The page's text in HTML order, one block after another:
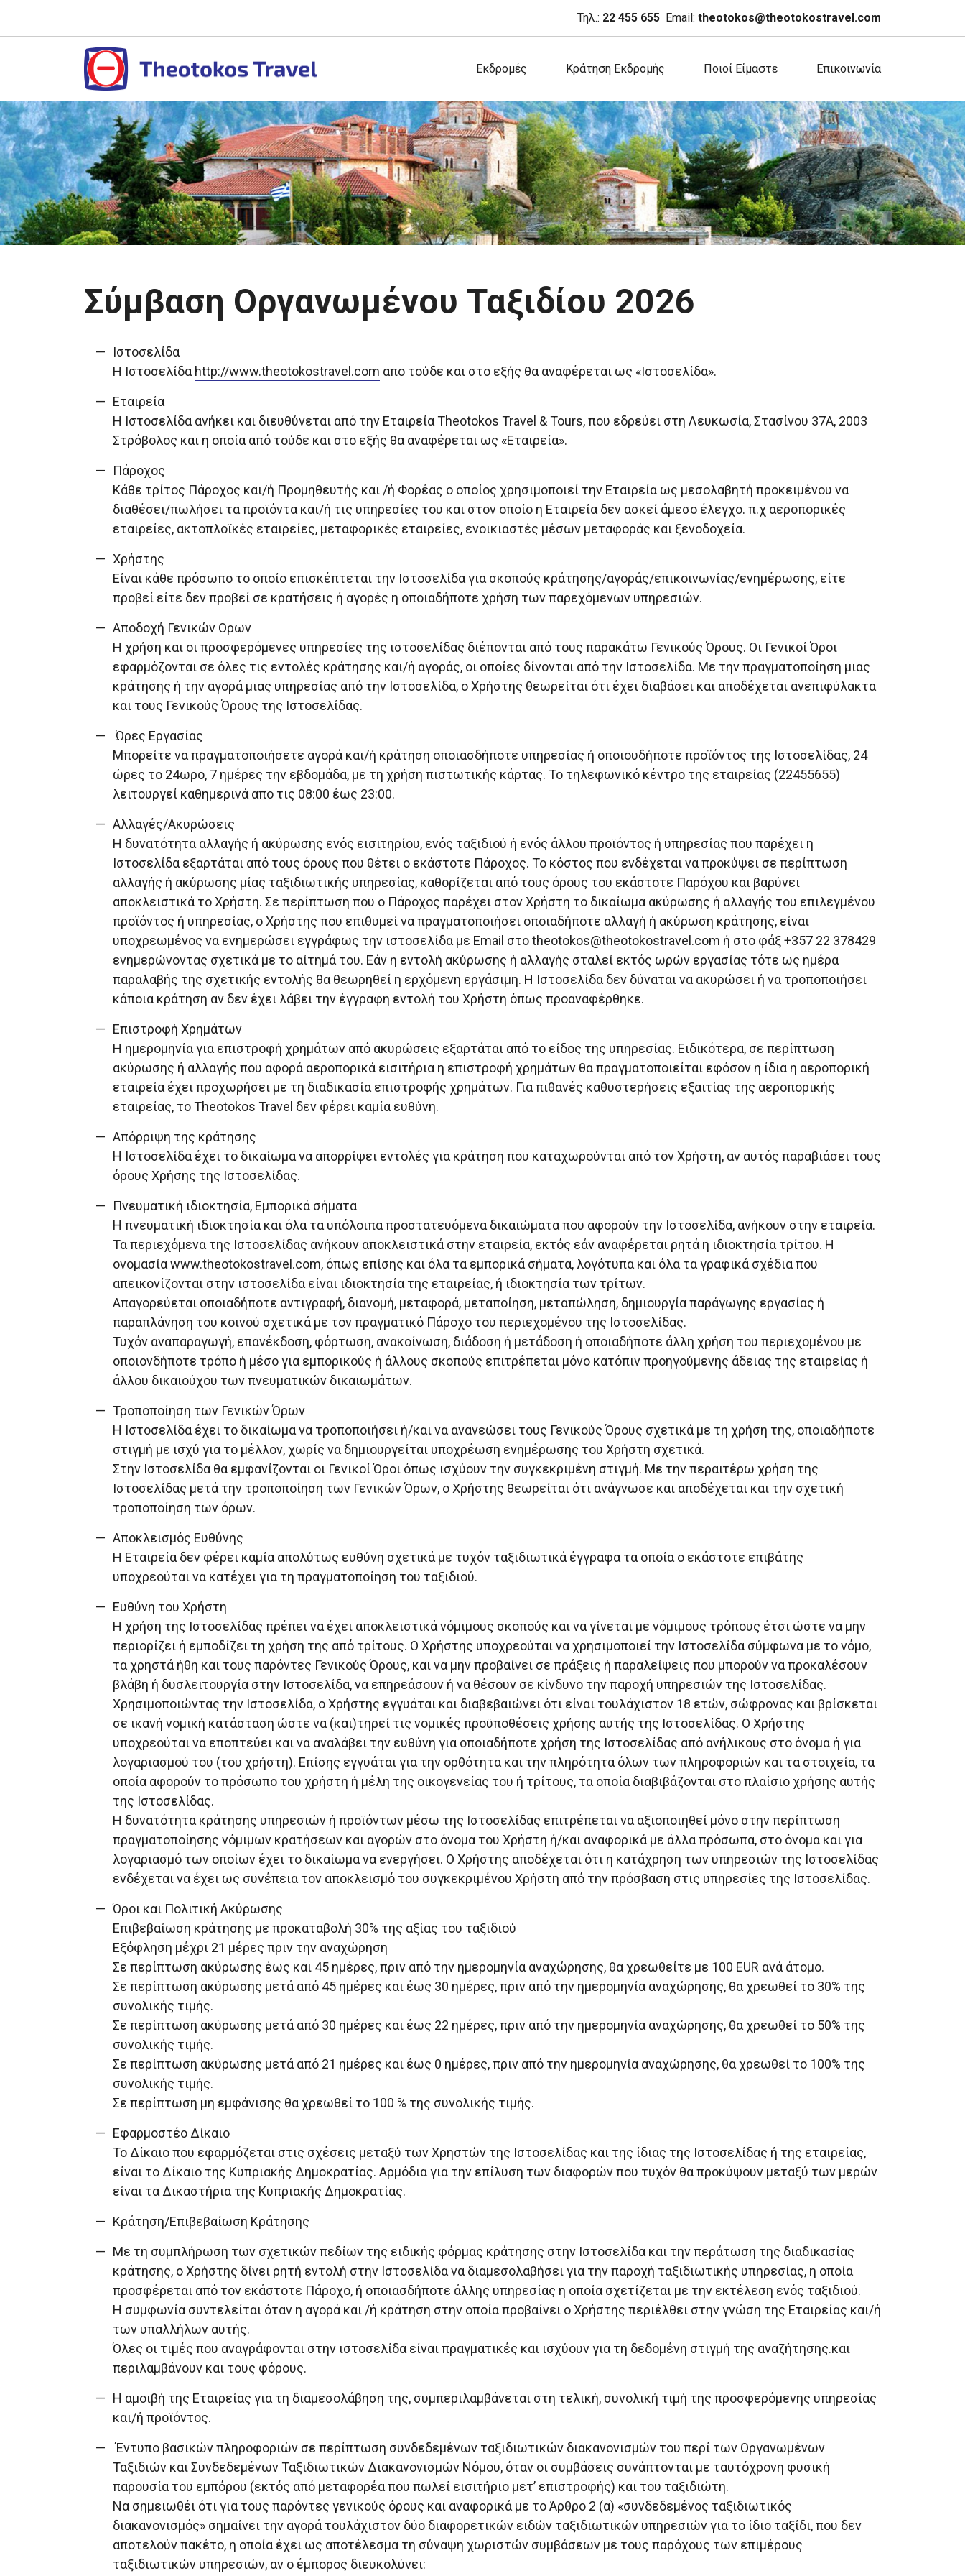
Τηλ.: 22 455 655 Email: theotokos@theotokostravel.com
Εκδρομές Κράτηση Εκδρομής Ποιοί Είμαστε Επικοινωνία
Σύμβαση Οργανωμένου Ταξιδίου 2026
Ιστοσελίδα
H Ιστοσελίδα http://www.theotokostravel.com απο τούδε και στο εξής θα αναφέρεται ως «Ιστοσελίδα».
Εταιρεία
Η Ιστοσελίδα ανήκει και διευθύνεται από την Εταιρεία Theotokos Travel & Tours, που εδρεύει στη Λευκωσία, Στασίνου 37Α, 2003
Στρόβολος και η οποία από τούδε και στο εξής θα αναφέρεται ως «Εταιρεία».
Πάροχος
Κάθε τρίτος Πάροχος και/ή Προμηθευτής και /ή Φορέας ο οποίος χρησιμοποιεί την Εταιρεία ως μεσολαβητή προκειμένου να
διαθέσει/πωλήσει τα προϊόντα και/ή τις υπηρεσίες του και στον οποίο η Εταιρεία δεν ασκεί άμεσο έλεγχο. π.χ αεροπορικές
εταιρείες, ακτοπλοϊκές εταιρείες, μεταφορικές εταιρείες, ενοικιαστές μέσων μεταφοράς και ξενοδοχεία.
Χρήστης
Είναι κάθε πρόσωπο το οποίο επισκέπτεται την Ιστοσελίδα για σκοπούς κράτησης/αγοράς/επικοινωνίας/ενημέρωσης, είτε
προβεί είτε δεν προβεί σε κρατήσεις ή αγορές η οποιαδήποτε χρήση των παρεχόμενων υπηρεσιών.
Αποδοχή Γενικών Ορων
Η χρήση και οι προσφερόμενες υπηρεσίες της ιστοσελίδας διέπονται από τους παρακάτω Γενικούς Όρους. Οι Γενικοί Όροι
εφαρμόζονται σε όλες τις εντολές κράτησης και/ή αγοράς, οι οποίες δίνονται από την Ιστοσελίδα. Με την πραγματοποίηση μιας
κράτησης ή την αγορά μιας υπηρεσίας από την Ιστοσελίδα, ο Χρήστης θεωρείται ότι έχει διαβάσει και αποδέχεται ανεπιφύλακτα
και τους Γενικούς Όρους της Ιστοσελίδας.
Ώρες Εργασίας
Μπορείτε να πραγματοποιήσετε αγορά και/ή κράτηση οποιασδήποτε υπηρεσίας ή οποιουδήποτε προϊόντος της Ιστοσελίδας, 24
ώρες το 24ωρο, 7 ημέρες την εβδομάδα, με τη χρήση πιστωτικής κάρτας. Το τηλεφωνικό κέντρο της εταιρείας (22455655)
λειτουργεί καθημερινά απο τις 08:00 έως 23:00.
Αλλαγές/Ακυρώσεις
Η δυνατότητα αλλαγής ή ακύρωσης ενός εισιτηρίου, ενός ταξιδιού ή ενός άλλου προϊόντος ή υπηρεσίας που παρέχει η
Ιστοσελίδα εξαρτάται από τους όρους που θέτει ο εκάστοτε Πάροχος. Το κόστος που ενδέχεται να προκύψει σε περίπτωση
αλλαγής ή ακύρωσης μίας ταξιδιωτικής υπηρεσίας, καθορίζεται από τους όρους του εκάστοτε Παρόχου και βαρύνει
αποκλειστικά το Χρήστη. Σε περίπτωση που ο Πάροχος παρέχει στον Χρήστη το δικαίωμα ακύρωσης ή αλλαγής του επιλεγμένου
προϊόντος ή υπηρεσίας, ο Χρήστης που επιθυμεί να πραγματοποιήσει οποιαδήποτε αλλαγή ή ακύρωση κράτησης, είναι
υποχρεωμένος να ενημερώσει εγγράφως την ιστοσελίδα με Email στοtheotokos@theotokostravel.com ή στο φάξ +357 22 378429
ενημερώνοντας σχετικά με το αίτημά του. Εάν η εντολή ακύρωσης ή αλλαγής σταλεί εκτός ωρών εργασίας τότε ως ημέρα
παραλαβής της σχετικής εντολής θα θεωρηθεί η ερχόμενη εργάσιμη. Η Ιστοσελίδα δεν δύναται να ακυρώσει ή να τροποποιήσει
κάποια κράτηση αν δεν έχει λάβει την έγγραφη εντολή του Χρήστη όπως προαναφέρθηκε.
Επιστροφή Χρημάτων
Η ημερομηνία για επιστροφή χρημάτων από ακυρώσεις εξαρτάται από το είδος της υπηρεσίας. Ειδικότερα, σε περίπτωση
ακύρωσης ή αλλαγής που αφορά αεροπορικά εισιτήρια η επιστροφή χρημάτων θα πραγματοποιείται εφόσον η ίδια η αεροπορική
εταιρεία έχει προχωρήσει με τη διαδικασία επιστροφής χρημάτων. Για πιθανές καθυστερήσεις εξαιτίας της αεροπορικής
εταιρείας, το Theotokos Travel δεν φέρει καμία ευθύνη.
Απόρριψη της κράτησης
Η Ιστοσελίδα έχει το δικαίωμα να απορρίψει εντολές για κράτηση που καταχωρούνται από τον Χρήστη, αν αυτός παραβιάσει τους
όρους Χρήσης της Ιστοσελίδας.
Πνευματική ιδιοκτησία, Εμπορικά σήματα
Η πνευματική ιδιοκτησία και όλα τα υπόλοιπα προστατευόμενα δικαιώματα που αφορούν την Ιστοσελίδα, ανήκουν στην εταιρεία.
Τα περιεχόμενα της Ιστοσελίδας ανήκουν αποκλειστικά στην εταιρεία, εκτός εάν αναφέρεται ρητά η ιδιοκτησία τρίτου. Η
ονομασία www.theotokostravel.com, όπως επίσης και όλα τα εμπορικά σήματα, λογότυπα και όλα τα γραφικά σχέδια που
απεικονίζονται στην ιστοσελίδα είναι ιδιοκτησία της εταιρείας, ή ιδιοκτησία των τρίτων.
Απαγορεύεται οποιαδήποτε αντιγραφή, διανομή, μεταφορά, μεταποίηση, μεταπώληση, δημιουργία παράγωγης εργασίας ή
παραπλάνηση του κοινού σχετικά με τον πραγματικό Πάροχο του περιεχομένου της Ιστοσελίδας.
Τυχόν αναπαραγωγή, επανέκδοση, φόρτωση, ανακοίνωση, διάδοση ή μετάδοση ή οποιαδήποτε άλλη χρήση του περιεχομένου με
οποιονδήποτε τρόπο ή μέσο για εμπορικούς ή άλλους σκοπούς επιτρέπεται μόνο κατόπιν προηγούμενης άδειας της εταιρείας ή
άλλου δικαιούχου των πνευματικών δικαιωμάτων.
Τροποποίηση των Γενικών Όρων
Η Ιστοσελίδα έχει το δικαίωμα να τροποποιήσει ή/και να ανανεώσει τους Γενικούς Όρους σχετικά με τη χρήση της, οποιαδήποτε
στιγμή με ισχύ για το μέλλον, χωρίς να δημιουργείται υποχρέωση ενημέρωσης του Χρήστη σχετικά.
Στην Ιστοσελίδα θα εμφανίζονται οι Γενικοί Όροι όπως ισχύουν την συγκεκριμένη στιγμή. Με την περαιτέρω χρήση της
Ιστοσελίδας μετά την τροποποίηση των Γενικών Όρων, ο Χρήστης θεωρείται ότι ανάγνωσε και αποδέχεται και την σχετική
τροποποίηση των όρων.
Αποκλεισμός Ευθύνης
Η Εταιρεία δεν φέρει καμία απολύτως ευθύνη σχετικά με τυχόν ταξιδιωτικά έγγραφα τα οποία ο εκάστοτε επιβάτης
υποχρεούται να κατέχει για τη πραγματοποίηση του ταξιδιού.
Ευθύνη του Χρήστη
Η χρήση της Ιστοσελίδας πρέπει να έχει αποκλειστικά νόμιμους σκοπούς και να γίνεται με νόμιμους τρόπους έτσι ώστε να μην
περιορίζει ή εμποδίζει τη χρήση της από τρίτους. Ο Χρήστης υποχρεούται να χρησιμοποιεί την Ιστοσελίδα σύμφωνα με το νόμο,
τα χρηστά ήθη και τους παρόντες Γενικούς Όρους, και να μην προβαίνει σε πράξεις ή παραλείψεις που μπορούν να προκαλέσουν
βλάβη ή δυσλειτουργία στην Ιστοσελίδα, να επηρεάσουν ή να θέσουν σε κίνδυνο την παροχή υπηρεσιών της Ιστοσελίδας.
Χρησιμοποιώντας την Ιστοσελίδα, ο Χρήστης εγγυάται και διαβεβαιώνει ότι είναι τουλάχιστον 18 ετών, σώφρονας και βρίσκεται
σε ικανή νομική κατάσταση ώστε να (και)τηρεί τις νομικές προϋποθέσεις χρήσης αυτής της Ιστοσελίδας. Ο Χρήστης
υποχρεούται να εποπτεύει και να αναλάβει την ευθύνη για οποιαδήποτε χρήση της Ιστοσελίδας από ανήλικους στο όνομα ή για
λογαριασμού του (του χρήστη). Επίσης εγγυάται για την ορθότητα και την πληρότητα όλων των πληροφοριών και τα στοιχεία, τα
οποία αφορούν το πρόσωπο του χρήστη ή μέλη της οικογενείας του ή τρίτους, τα οποία διαβιβάζονται στο πλαίσιο χρήσης αυτής
της Ιστοσελίδας.
Η δυνατότητα κράτησης υπηρεσιών ή προϊόντων μέσω της Ιστοσελίδας επιτρέπεται να αξιοποιηθεί μόνο στην περίπτωση
πραγματοποίησης νόμιμων κρατήσεων και αγορών στο όνομα του Χρήστη ή/και αναφορικά με άλλα πρόσωπα, στο όνομα και για
λογαριασμό των οποίων έχει το δικαίωμα να ενεργήσει. Ο Χρήστης αποδέχεται ότι η κατάχρηση των υπηρεσιών της Ιστοσελίδας
ενδέχεται να έχει ως συνέπεια τον αποκλεισμό του συγκεκριμένου Χρήστη από την πρόσβαση στις υπηρεσίες της Ιστοσελίδας.
Όροι και Πολιτική Ακύρωσης
Επιβεβαίωση κράτησης με προκαταβολή 30% της αξίας του ταξιδιού
Εξόφληση μέχρι 21 μέρες πριν την αναχώρηση
Σε περίπτωση ακύρωσης έως και 45 ημέρες, πριν από την ημερομηνία αναχώρησης, θα χρεωθείτε με 100 EUR ανά άτομο.
Σε περίπτωση ακύρωσης μετά από 45 ημέρες και έως 30 ημέρες, πριν από την ημερομηνία αναχώρησης, θα χρεωθεί το 30% της
συνολικής τιμής.
Σε περίπτωση ακύρωσης μετά από 30 ημέρες και έως 22 ημέρες, πριν από την ημερομηνία αναχώρησης, θα χρεωθεί το 50% της
συνολικής τιμής.
Σε περίπτωση ακύρωσης μετά από 21 ημέρες και έως 0 ημέρες, πριν από την ημερομηνία αναχώρησης, θα χρεωθεί το 100% της
συνολικής τιμής.
Σε περίπτωση μη εμφάνισης θα χρεωθεί το 100 % της συνολικής τιμής.
Εφαρμοστέο Δίκαιο
Το Δίκαιο που εφαρμόζεται στις σχέσεις μεταξύ των Χρηστών της Ιστοσελίδας και της ίδιας της Ιστοσελίδας ή της εταιρείας,
είναι το Δίκαιο της Κυπριακής Δημοκρατίας. Αρμόδια για την επίλυση των διαφορών που τυχόν θα προκύψουν μεταξύ των μερών
είναι τα Δικαστήρια της Κυπριακής Δημοκρατίας.
Κράτηση/Επιβεβαίωση Κράτησης
Με τη συμπλήρωση των σχετικών πεδίων της ειδικής φόρμας κράτησης στην Ιστοσελίδα και την περάτωση της διαδικασίας
κράτησης, ο Χρήστης δίνει ρητή εντολή στην Ιστοσελίδα να διαμεσολαβήσει για την παροχή ταξιδιωτικής υπηρεσίας, η οποία
προσφέρεται από τον εκάστοτε Πάροχο, ή οποιασδήποτε άλλης υπηρεσίας η οποία σχετίζεται με την εκτέλεση ενός ταξιδιού.
Η συμφωνία συντελείται όταν η αγορά και /ή κράτηση στην οποία προβαίνει ο Χρήστης περιέλθει στην γνώση της Εταιρείας και/ή
των υπαλλήλων αυτής.
Όλες οι τιμές που αναγράφονται στην ιστοσελίδα είναι πραγματικές και ισχύουν για τη δεδομένη στιγμή της αναζήτησης.και
περιλαμβάνουν και τους φόρους.
Η αμοιβή της Εταιρείας για τη διαμεσολάβηση της, συμπεριλαμβάνεται στη τελική, συνολική τιμή της προσφερόμενης υπηρεσίας
και/ή προϊόντος.
Έντυπο βασικών πληροφοριών σε περίπτωση συνδεδεμένων ταξιδιωτικών διακανονισμών του περί των Οργανωμένων
Ταξιδιών και Συνδεδεμένων Ταξιδιωτικών Διακανονισμών Νόμου, όταν οι συμβάσεις συνάπτονται με ταυτόχρονη φυσική
παρουσία του εμπόρου (εκτός από μεταφορέα που πωλεί εισιτήριο μετ’ επιστροφής) και του ταξιδιώτη.
Να σημειωθέι ότι για τους παρόντες γενικούς όρους και αναφορικά με το Άρθρο 2 (α) «συνδεδεμένος ταξιδιωτικός
διακανονισμός» σημαίνει την αγορά τουλάχιστον δύο διαφορετικών ειδών ταξιδιωτικών υπηρεσιών για το ίδιο ταξίδι, που δεν
αποτελούν πακέτο, η οποία έχει ως αποτέλεσμα τη σύναψη χωριστών συμβάσεων με τους παρόχους των επιμέρους
ταξιδιωτικών υπηρεσιών, αν ο έμπορος διευκολύνει: